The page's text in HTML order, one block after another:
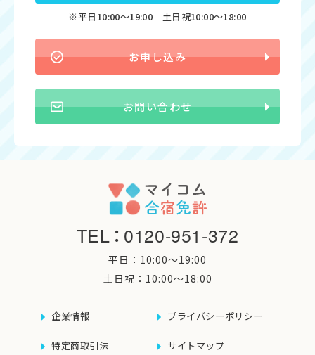
※平日10:00〜19:00 土日祝10:00〜18:00
お申し込み
お問い合わせ
TEL：0120-951-372
平日：10:00〜19:00
土日祝：10:00〜18:00
企業情報 プライバシーポリシー
特定商取引法 サイトマップ